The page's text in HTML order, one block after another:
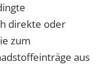
direkte oder
zum
aus
gesetzt.